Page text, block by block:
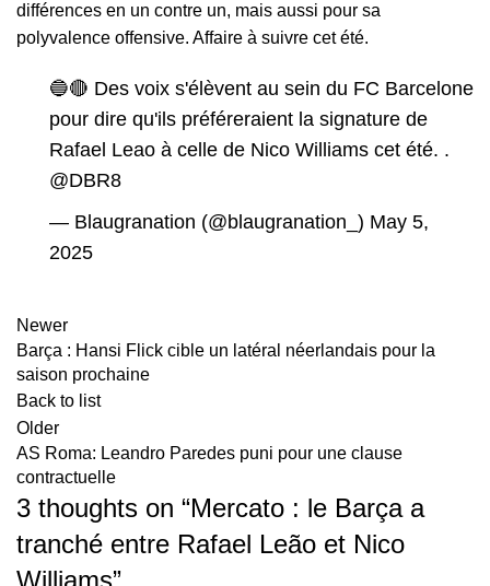
différences en un contre un, mais aussi pour sa
polyvalence offensive. Affaire à suivre cet été.
🔵🔴 Des voix s'élèvent au sein du FC Barcelone
pour dire qu'ils préféreraient la signature de
Rafael Leao à celle de Nico Williams cet été. .
@DBR8
— Blaugranation (@blaugranation_) May 5,
2025
Newer
Barça : Hansi Flick cible un latéral néerlandais pour la
saison prochaine
Back to list
Older
AS Roma: Leandro Paredes puni pour une clause
contractuelle
3 thoughts on “Mercato : le Barça a
tranché entre Rafael Leão et Nico
Williams”